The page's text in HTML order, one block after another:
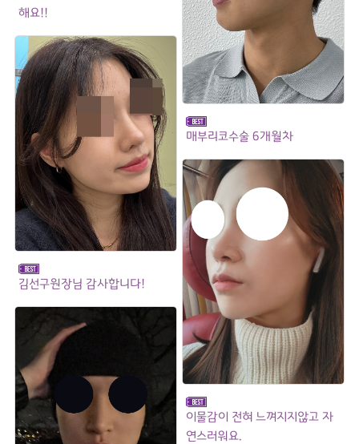
해요!!
매부리코수술 6개월차
김선구원장님 감사합니다!
이물감이 전혀 느껴지지않고 자
연스러워요.